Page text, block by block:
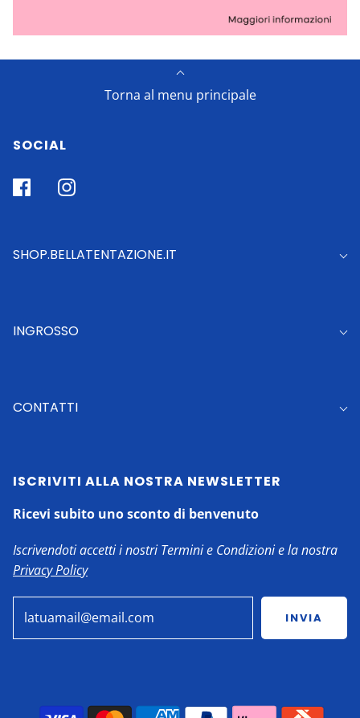
Torna al menu principale
SOCIAL
SHOP.BELLATENTAZIONE.IT
INGROSSO
CONTATTI
ISCRIVITI ALLA NOSTRA NEWSLETTER
Ricevi subito uno sconto di benvenuto
Iscrivendoti accetti i nostri Termini e Condizioni e la nostra
Privacy Policy
INVIA